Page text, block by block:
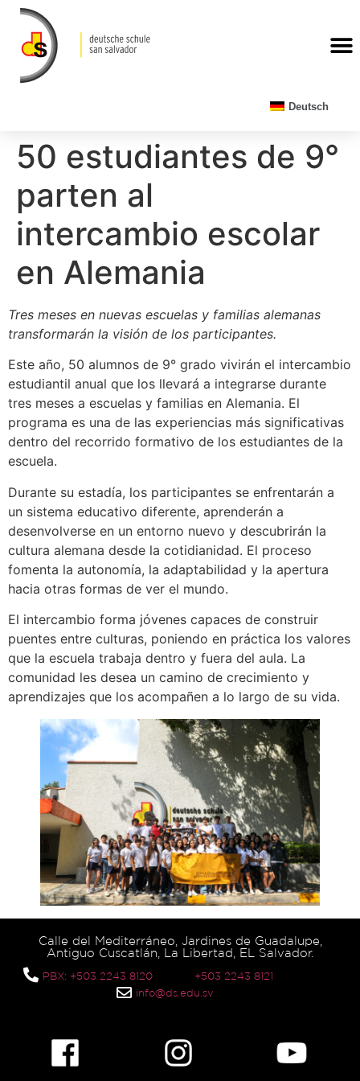
Deutsch
50 estudiantes de 9°
parten al
intercambio escolar
en Alemania
Tres meses en nuevas escuelas y familias alemanas
transformarán la visión de los participantes.
Este año, 50 alumnos de 9° grado vivirán el intercambio
estudiantil anual que los llevará a integrarse durante
tres meses a escuelas y familias en Alemania. El
programa es una de las experiencias más significativas
dentro del recorrido formativo de los estudiantes de la
escuela.
Durante su estadía, los participantes se enfrentarán a
un sistema educativo diferente, aprenderán a
desenvolverse en un entorno nuevo y descubrirán la
cultura alemana desde la cotidianidad. El proceso
fomenta la autonomía, la adaptabilidad y la apertura
hacia otras formas de ver el mundo.
El intercambio forma jóvenes capaces de construir
puentes entre culturas, poniendo en práctica los valores
que la escuela trabaja dentro y fuera del aula. La
comunidad les desea un camino de crecimiento y
aprendizajes que los acompañen a lo largo de su vida.
Calle del Mediterráneo, Jardines de Guadalupe,
Antiguo Cuscatlán, La Libertad, EL Salvador.
PBX: +503 2243 8120
+503 2243 8121
info@ds.edu.sv